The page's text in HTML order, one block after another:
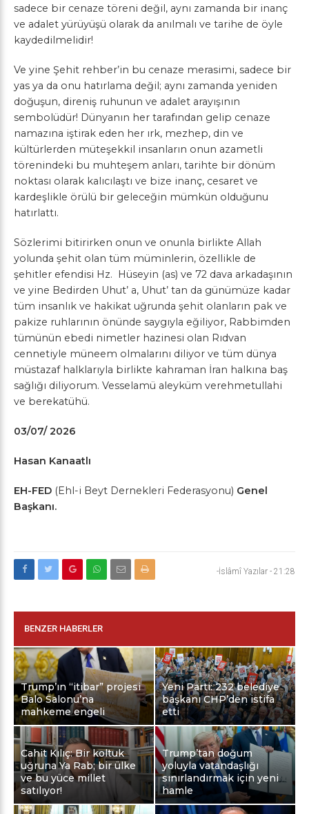
sadece bir cenaze töreni değil, aynı zamanda bir inanç
ve adalet yürüyüşü olarak da anılmalı ve tarihe de öyle
kaydedilmelidir!
Ve yine Şehit rehber’in bu cenaze merasimi, sadece bir
yas ya da onu hatırlama değil; aynı zamanda yeniden
doğuşun, direniş ruhunun ve adalet arayışının
sembolüdür! Dünyanın her tarafından gelip cenaze
namazına iştirak eden her ırk, mezhep, din ve
kültürlerden müteşekkil insanların onun azametli
törenindeki bu muhteşem anları, tarihte bir dönüm
noktası olarak kalıcılaştı ve bize inanç, cesaret ve
kardeşlikle örülü bir geleceğin mümkün olduğunu
hatırlattı.
Sözlerimi bitirirken onun ve onunla birlikte Allah
yolunda şehit olan tüm müminlerin, özellikle de
şehitler efendisi Hz. Hüseyin (as) ve 72 dava arkadaşının
ve yine Bedirden Uhut’ a, Uhut’ tan da günümüze kadar
tüm insanlık ve hakikat uğrunda şehit olanların pak ve
pakize ruhlarının önünde saygıyla eğiliyor, Rabbimden
tümünün ebedi nimetler hazinesi olan Rıdvan
cennetiyle müneem olmalarını diliyor ve tüm dünya
müstazaf halklarıyla birlikte kahraman İran halkına baş
sağlığı diliyorum. Vesselamü aleyküm verehmetullahi
ve berekatühü.
03/07/ 2026
Hasan Kanaatlı
EH-FED (Ehl-i Beyt Dernekleri Federasyonu) Genel
Başkanı.
-İslâmî Yazılar - 21:28
BENZER HABERLER
Trump’ın “itibar” projesi
Balo Salonu’na
mahkeme engeli
Yeni Parti: 232 belediye
başkanı CHP’den istifa
etti
Cahit Kılıç: Bir koltuk
uğruna Ya Rab; bir ülke
ve bu yüce millet
satılıyor!
Trump’tan doğum
yoluyla vatandaşlığı
sınırlandırmak için yeni
hamle